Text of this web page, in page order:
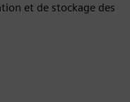
et de stockage des